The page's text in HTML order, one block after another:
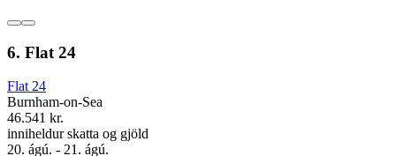
6. Flat 24
Flat 24
Burnham-on-Sea
46.541 kr.
inniheldur skatta og gjöld
20. ágú. - 21. ágú.